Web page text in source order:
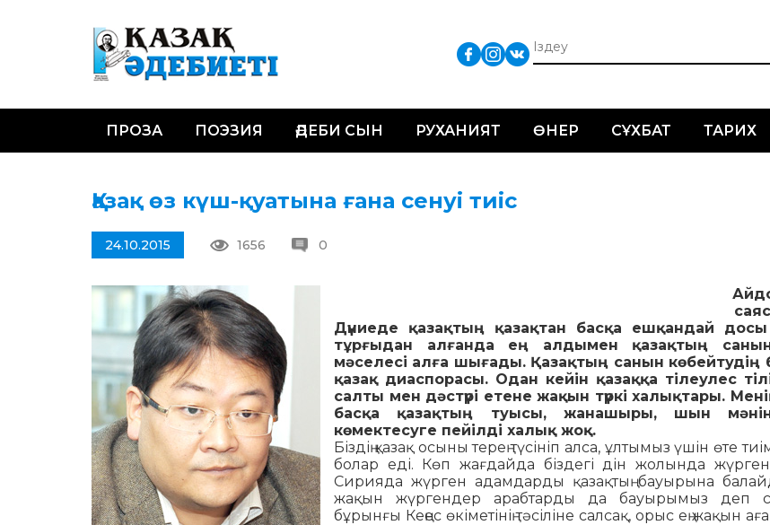
ПРОЗА ПОЭЗИЯ ӘДЕБИ СЫН РУХАНИЯТ ӨНЕР СҰХБАТ ТАРИХ
Қазақ өз күш-қуатына ғана сенуі тиіс
24.10.2015 1656 0
Дүниеде қазақтың қазақтан басқа ешқандай
тұрғыдан алғанда ең алдымен қазақтың
мәселесі алға шығады. Қазақтың санын көбейтудің
қазақ диас­порасы. Одан кейін қазаққа тілеулес
салты мен дәстүрі етене жақын түркі халықтары.
басқа қазақ­тың туысы, жанашыры, шын
көмектесуге пейілді халық жоқ.
Біздің қазақ осыны терең түсініп ал­са, ұлтымыз үшін өте
болар еді. Көп жағдайда біздегі дін жолында жүрген
Сирияда жүр­ген адамдарды қазақтың бауырына
жақын жүргендер арабтарды да бауырымыз деп
бұрынғы Кеңес өкіметінің тәсіліне салсақ, орыс ең жақын